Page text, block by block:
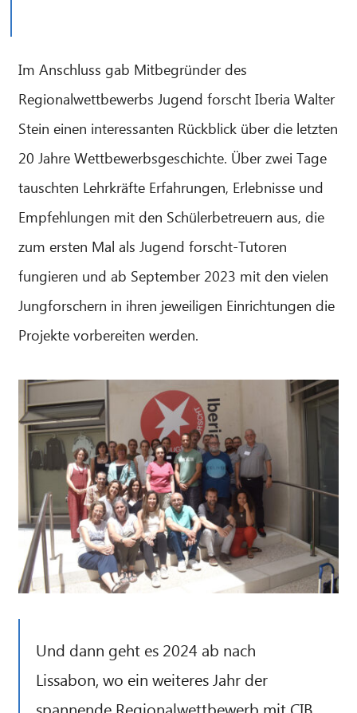
Im Anschluss gab Mitbegründer des
Regionalwettbewerbs Jugend forscht Iberia Walter
Stein einen interessanten Rückblick über die letzten
20 Jahre Wettbewerbsgeschichte. Über zwei Tage
tauschten Lehrkräfte Erfahrungen, Erlebnisse und
Empfehlungen mit den Schülerbetreuern aus, die
zum ersten Mal als Jugend forscht-Tutoren
fungieren und ab September 2023 mit den vielen
Jungforschern in ihren jeweiligen Einrichtungen die
Projekte vorbereiten werden.
Und dann geht es 2024 ab nach
Lissabon, wo ein weiteres Jahr der
spannende Regionalwettbewerb mit CIB